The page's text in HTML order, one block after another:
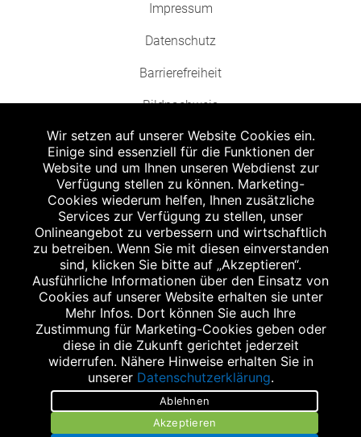
Impressum
Datenschutz
Barrierefreiheit
Bildnachweis
Abgabe in haushaltsüblichen Mengen, solange der Vorrat reicht. Für Druck-
und Satzfehler keine Haftung.
Zu Risiken und Nebenwirkungen lesen Sie die Packungsbeilage und fragen
Sie Ihren Arzt oder Apotheker.
Angabe nach der deutschen Arzneimitteltaxe Apothekenerstattungspreis
(AEP). Der AEP ist keine unverbindliche Preisempfehlung der Hersteller. Der
AEP ist ein von den Apotheken in Ansatz gebrachter Preis für rezeptfreie
Arzneimittel. Er entspricht in der Höhe dem für Apotheken verbindlichen
Abgabepreis, zu dem eine Apotheke in bestimmten Fällen (z.B. bei Kindern
unter 12 Jahren) das Produkt mit der gesetzlichen Krankenversicherung
abrechnet. Der AEP ist der allgemeine Erstattungspreis im Falle einer
Kostenübernahme durch die gesetzlichen Krankenkassen, vor Abzug eines
Zwangsrabattes (zur Zeit 5%) nach §130 Abs. 1 SGB V.
Unverbindliche Preisempfehlung des Herstellers (UVP).
powered by apovena.de
Wir setzen auf unserer Website Cookies ein.
Einige sind essenziell für die Funktionen der
Website und um Ihnen unseren Webdienst zur
Verfügung stellen zu können. Marketing-
Cookies wiederum helfen, Ihnen zusätzliche
Services zur Verfügung zu stellen, unser
Onlineangebot zu verbessern und wirtschaftlich
zu betreiben. Wenn Sie mit diesen einverstanden
sind, klicken Sie bitte auf „Akzeptieren“.
Ausführliche Informationen über den Einsatz von
Cookies auf unserer Website erhalten sie unter
Mehr Infos. Dort können Sie auch Ihre
Zustimmung für Marketing-Cookies geben oder
diese in die Zukunft gerichtet jederzeit
widerrufen. Nähere Hinweise erhalten Sie in
unserer Datenschutzerklärung.
Ablehnen
Akzeptieren